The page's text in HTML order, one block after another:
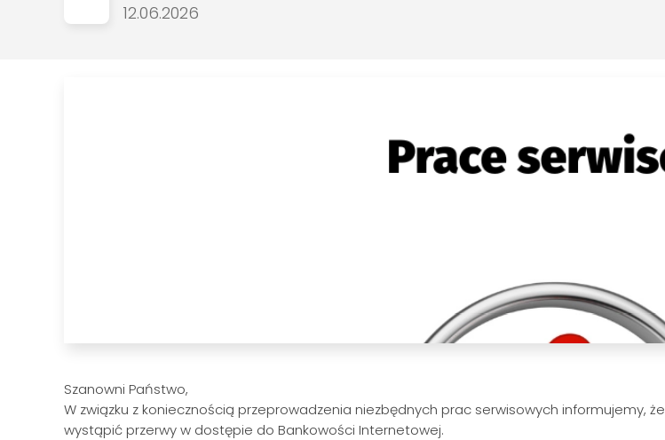
DATA PUBLIKACJI:
12.06.2026
Szanowni Państwo,
W związku z koniecznością przeprowadzenia niezbędnych prac serwisowych informujemy, że
wystąpić przerwy w dostępie do Bankowości Internetowej.